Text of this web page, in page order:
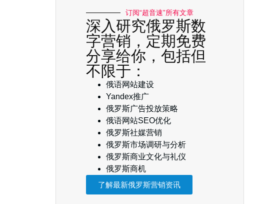
订阅“超音速”所有文章
深入研究俄罗斯数
字营销，定期免费
分享给你，包括但
不限于：
俄语网站建设
Yandex推广
俄罗斯广告投放策略
俄语网站SEO优化
俄罗斯社媒营销
俄罗斯市场调研与分析
俄罗斯商业文化与礼仪
俄罗斯商机
了解最新俄罗斯营销资讯